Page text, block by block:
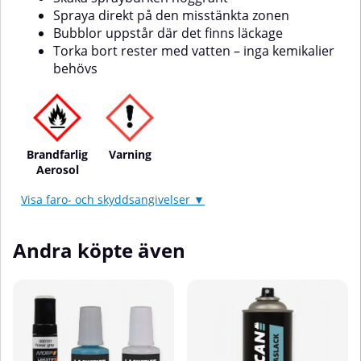
Spraya direkt på den misstänkta zonen
Bubblor uppstår där det finns läckage
Torka bort rester med vatten – inga kemikalier
behövs
Brandfarlig
Aerosol
Varning
Visa faro- och skyddsangivelser ▼
Andra köpte även